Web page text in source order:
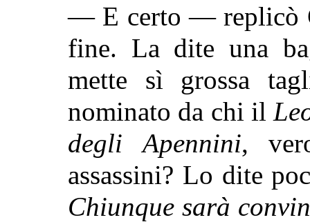
— E certo — replicò
fine. La dite una
mette sì grossa
nominato da chi il
degli Apennini,
assassini? Lo dite
Chiunque sarà